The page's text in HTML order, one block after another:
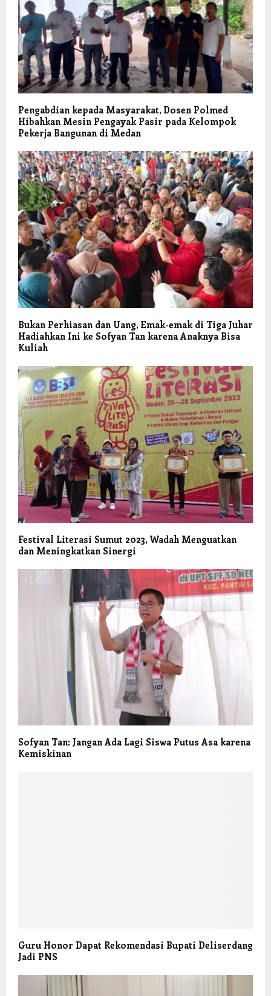
Pengabdian kepada Masyarakat, Dosen Polmed
Hibahkan Mesin Pengayak Pasir pada Kelompok
Pekerja Bangunan di Medan
Bukan Perhiasan dan Uang, Emak-emak di Tiga Juhar
Hadiahkan Ini ke Sofyan Tan karena Anaknya Bisa
Kuliah
Festival Literasi Sumut 2023, Wadah Menguatkan
dan Meningkatkan Sinergi
Sofyan Tan: Jangan Ada Lagi Siswa Putus Asa karena
Kemiskinan
Guru Honor Dapat Rekomendasi Bupati Deliserdang
Jadi PNS